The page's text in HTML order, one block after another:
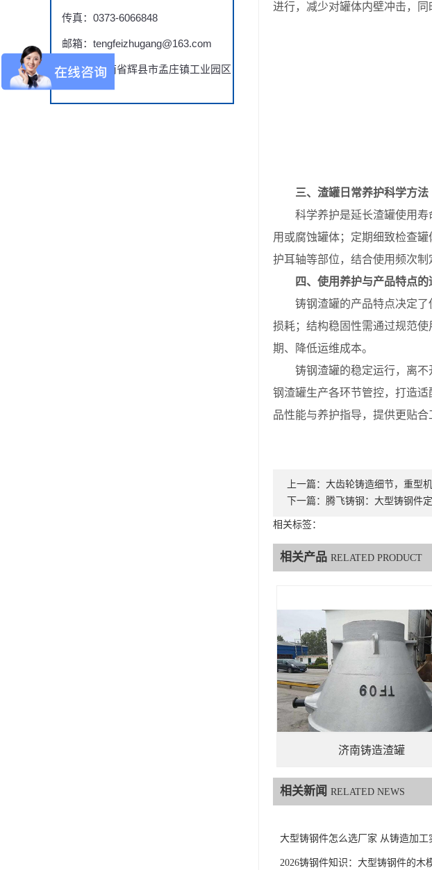
传真：0373-6066848
邮箱：tengfeizhugang@163.com
地址： 河南省辉县市孟庄镇工业园区
进行，减少对罐体内壁冲击，同
三、渣罐日常养护科学方法
科学养护是延长渣罐使用寿
用或腐蚀罐体；定期细致检查
护耳轴等部位，结合使用频次制
四、使用养护与产品特点的
铸钢渣罐的产品特点决定了
损耗；结构稳固性需通过规范
期、降低运维成本。
铸钢渣罐的稳定运行，离不
钢渣罐生产各环节管控，打造
品性能与养护指导，提供更贴合
上一篇： 大齿轮铸造细节，重型
下一篇： 腾飞铸钢：大型铸钢件
相关标签：
相关产品 RELATED PRODUCT
济南铸造渣罐
相关新闻 RELATED NEWS
大型铸钢件怎么选厂家 从铸造加工
2026铸钢件知识：大型铸钢件的木